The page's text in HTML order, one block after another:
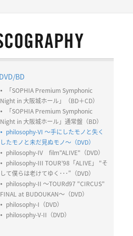
DVD/BD
「SOPHIA Premium Symphonic
Night in 大阪城ホール」（BD＋CD）
「SOPHIA Premium Symphonic
Night in 大阪城ホール」通常盤（BD）
philosophy-VI ～手にしたモノと失く
したモノと未だ見ぬモノ～（DVD）
philosophy-IV film"ALIVE"（DVD）
philosophy-III TOUR’98「ALIVE」 "そ
して僕らは老けてゆく･･･"（DVD）
philosophy-II ～TOURd97 "CIRCUS"
FINAL at BUDOUKAN～（DVD）
philosophy-I（DVD）
philosophy-V-II（DVD）